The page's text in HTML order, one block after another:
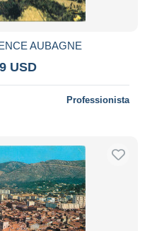
AUBAGNE
USD
Professionista